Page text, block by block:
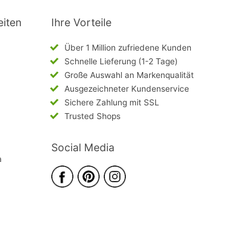
Ihre Vorteile
Über 1 Million zufriedene Kunden
Schnelle Lieferung (1-2 Tage)
Große Auswahl an Markenqualität
Ausgezeichneter Kundenservice
Sichere Zahlung mit SSL
Trusted Shops
Social Media